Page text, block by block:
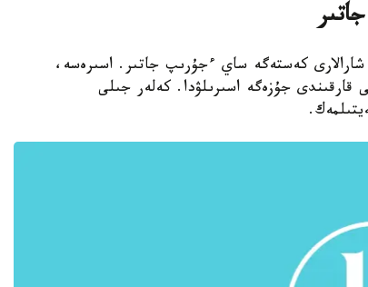
شارالارى كەستەگە ساي ءجۇرىپ جاتىر. اسىرەسە،
قارقىندى جۇزەگە اسىرىلۋدا. كەلەر جىلى